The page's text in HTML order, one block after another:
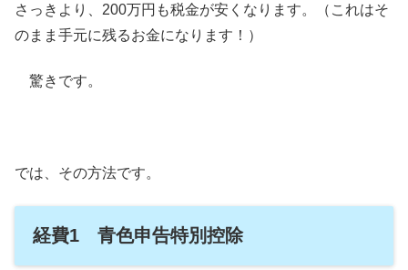
さっきより、200万円も税金が安くなります。（これはそ
のまま手元に残るお金になります！）
驚きです。
では、その方法です。
経費1 青色申告特別控除